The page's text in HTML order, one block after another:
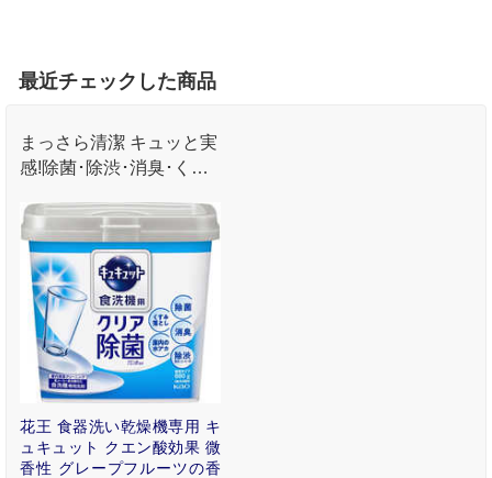
最近チェックした商品
まっさら清潔 キュッと実
感!除菌･除渋･消臭･くす
花王 食器洗い乾燥機専用 キ
ュキュット クエン酸効果 微
香性 グレープフルーツの香